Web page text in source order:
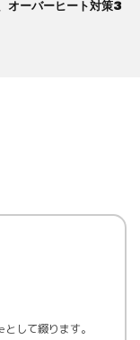
オーバーヒート対策3
して綴ります。